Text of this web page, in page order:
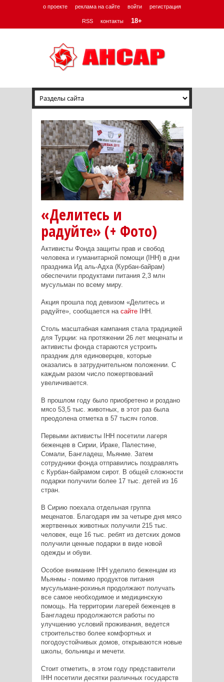
о проекте реклама на сайте войти регистрация
RSS контакты 18+
«Делитесь и
радуйте» (+ Фото)
Активисты Фонда защиты прав и свобод
человека и гуманитарной помощи (IHH) в дни
праздника Ид аль-Адха (Курбан-байрам)
обеспечили продуктами питания 2,3 млн
мусульман по всему миру.
Акция прошла под девизом «Делитесь и
радуйте», сообщается на сайтеIHH.
Столь масштабная кампания стала традицией
для Турции: на протяжении 26 лет меценаты и
активисты фонда стараются устроить
праздник для единоверцев, которые
оказались в затруднительном положении. С
каждым разом число пожертвований
увеличивается.
В прошлом году было приобретено и роздано
мясо 53,5 тыс. животных, в этот раз была
преодолена отметка в 57 тысяч голов.
Первыми активисты IHH посетили лагеря
беженцев в Сирии, Ираке, Палестине,
Сомали, Бангладеш, Мьянме. Затем
сотрудники фонда отправились поздравлять
с Курбан-байрамом сирот. В общей сложности
подарки получили более 17 тыс. детей из 16
стран.
В Сирию поехала отдельная группа
меценатов. Благодаря им за четыре дня мясо
жертвенных животных получили 215 тыс.
человек, еще 16 тыс. ребят из детских домов
получили ценные подарки в виде новой
одежды и обуви.
Особое внимание IHH уделило беженцам из
Мьянмы - помимо продуктов питания
мусульмане-рохинья продолжают получать
все самое необходимое и медицинскую
помощь. На территории лагерей беженцев в
Бангладеш продолжаются работы по
улучшению условий проживания, ведется
строительство более комфортных и
погодоустойчивых домов, открываются новые
школы, больницы и мечети.
Стоит отметить, в этом году представители
IHH посетили десятки различных государств